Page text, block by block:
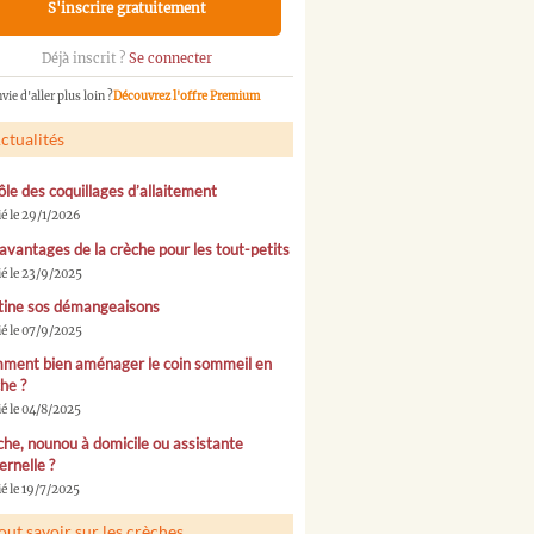
S'inscrire gratuitement
Déjà inscrit ? Se connecter
d'aller plus loin ?Découvrez l'offre Premium
des coquillages d’allaitement
le 29/1/2026
de la crèche pour les tout-petits
le 23/9/2025
sos démangeaisons
le 07/9/2025
bien aménager le coin sommeil en
?
le 04/8/2025
nounou à domicile ou assistante
?
le 19/7/2025